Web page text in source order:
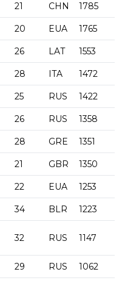
21 CHN 1785
20 EUA 1765
26 LAT 1553
28 ITA 1472
25 RUS 1422
26 RUS 1358
28 GRE 1351
21 GBR 1350
22 EUA 1253
34 BLR 1223
32 RUS 1147
29 RUS 1062